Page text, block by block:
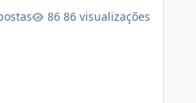
also explore dietary
86 visualizações